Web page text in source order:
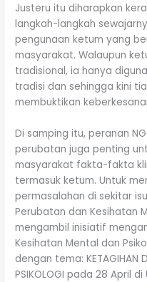
Justeru itu diharapkan
langkah-langkah
pengunaan ketum yang
masyarakat. Walaupun
tradisional, ia hanya
tradisi dan sehingga kini
membuktikan
Di samping itu, peranan
perubatan juga penting
masyarakat fakta-fakta
termasuk ketum. Untuk
permasalahan di sekitar
Perubatan dan Kesihatan
mengambil inisiatif
Kesihatan Mental dan
dengan tema: KETAGIHAN
PSIKOLOGI pada 28 April